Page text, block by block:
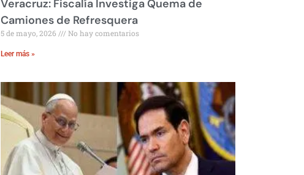
Veracruz: Fiscalía Investiga Quema de
Camiones de Refresquera
5 de mayo, 2026 No hay comentarios
Leer más »